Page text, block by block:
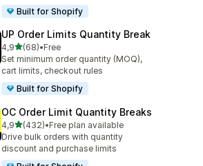
Built for Shopify
UP Order Limits Quantity Break
4,95 yıldız üzerinden
(68)
toplam 68 değerlendirme
•Free
Set minimum order quantity (MOQ),
cart limits, checkout rules
Built for Shopify
OC Order Limit Quantity Breaks
4,95 yıldız üzerinden
(432)
toplam 432 değerlendirme
•Free plan available
Drive bulk orders with quantity
discount and purchase limits